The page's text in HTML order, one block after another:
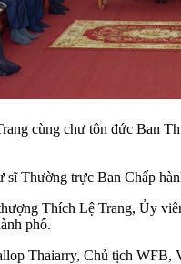
cùng chư tôn đức Ban
sĩ Thường trực Ban Chấp
Thích Lệ Trang, Ủy
phố.
Thaiarry, Chủ tịch